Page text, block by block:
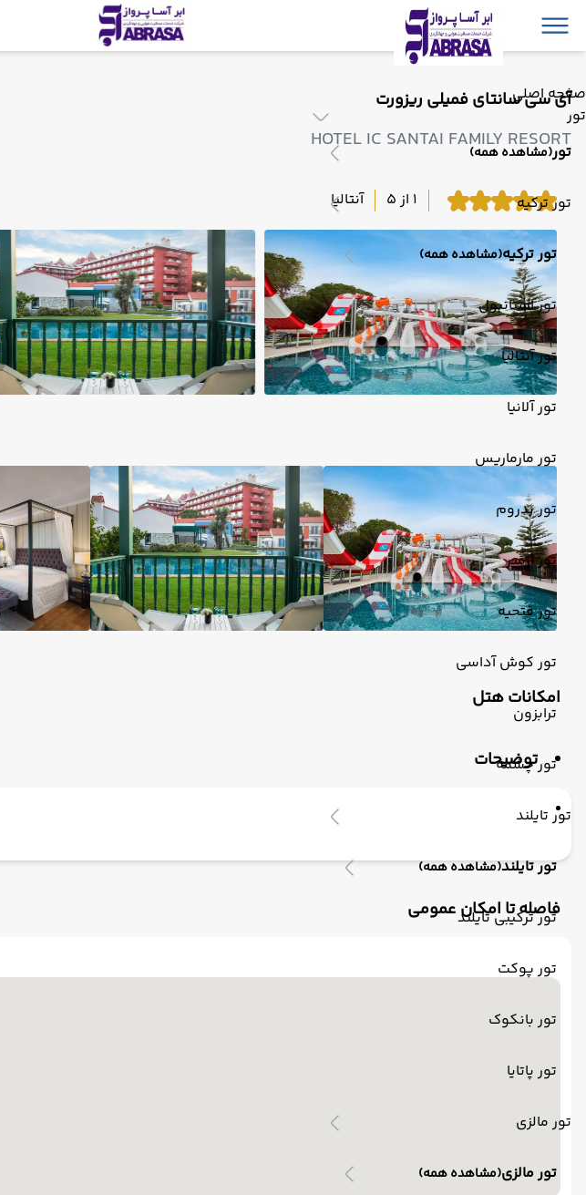
صفحه اصلی
تور
تور(مشاهده همه)
تور ترکیه
تور ترکیه(مشاهده همه)
تور استانبول
تور آنتالیا
تور آلانیا
تور مارماریس
تور بدروم
تور ازمیر
تور فتحیه
تور کوش آداسی
ترابزون
تور چشمه
تور تایلند
تور تایلند(مشاهده همه)
تور ترکیبی تایلند
تور پوکت
تور بانکوک
تور پاتایا
تور مالزی
تور مالزی(مشاهده همه)
آی سی سانتای فمیلی ریزورت
HOTEL IC SANTAI FAMILY RESORT
1 از 5 آنتالیا
امکانات هتل
توضیحات
فاصله تا امکان عمومی